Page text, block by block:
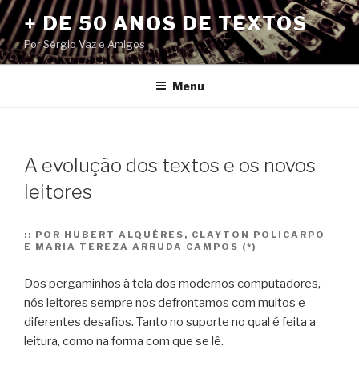
Pular
para
o
conteúdo
+ DE 50 ANOS DE TEXTOS
Por Sérgio Vaz e Amigos
Menu
A evolução dos textos e os novos
leitores
:: POR HUBERT ALQUÉRES, CLAYTON POLICARPO
E MARIA TEREZA ARRUDA CAMPOS (*)
Dos pergaminhos à tela dos modernos computadores,
nós leitores sempre nos defrontamos com muitos e
diferentes desafios. Tanto no suporte no qual é feita a
leitura, como na forma com que se lê.